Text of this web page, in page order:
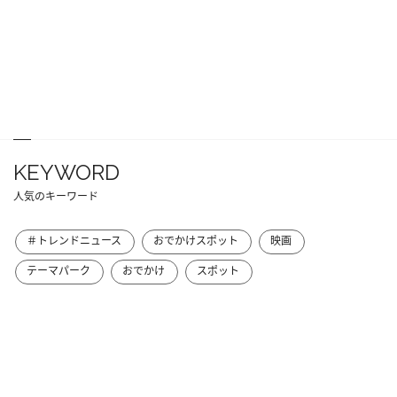
KEYWORD
人気のキーワード
＃トレンドニュース おでかけスポット
映画
テーマパーク
おでかけ スポット